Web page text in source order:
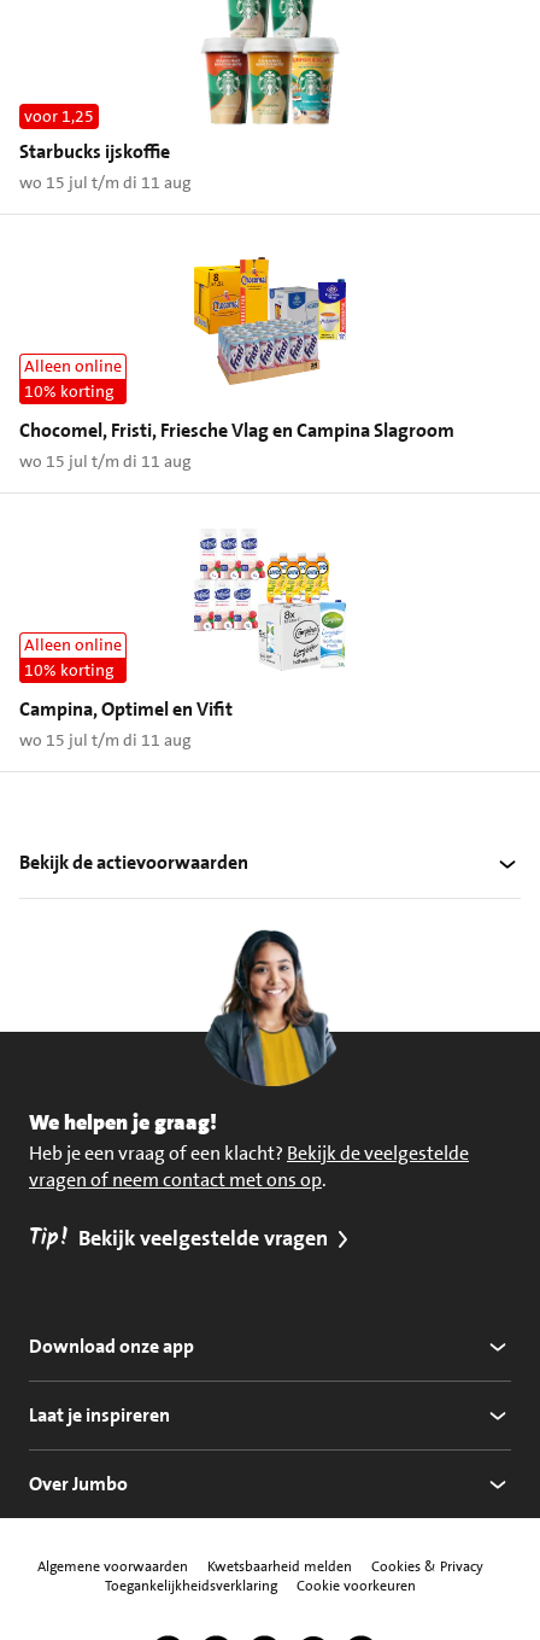
voor 1,25
Starbucks ijskoffie
wo 15 jul t/m di 11 aug
Alleen online
10% korting
Chocomel, Fristi, Friesche Vlag en Campina Slagroom
wo 15 jul t/m di 11 aug
Alleen online
10% korting
Campina, Optimel en Vifit
wo 15 jul t/m di 11 aug
Bekijk de actievoorwaarden
We helpen je graag!
Heb je een vraag of een klacht? Bekijk de veelgestelde
vragen of neem contact met ons op.
Tip! Bekijk veelgestelde vragen
Download onze app
Laat je inspireren
Over Jumbo
Algemene voorwaarden Kwetsbaarheid melden
Cookies & Privacy
Toegankelijkheidsverklaring
Cookie voorkeuren